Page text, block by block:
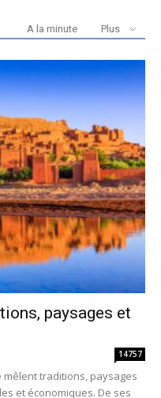
A la minute Plus
paysages et
14757
mêlent traditions, paysages
et économiques. De ses